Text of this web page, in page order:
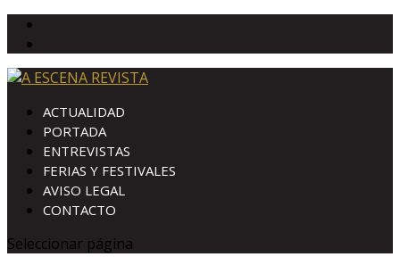
ACTUALIDAD
PORTADA
ENTREVISTAS
FERIAS Y FESTIVALES
AVISO LEGAL
CONTACTO
Seleccionar página